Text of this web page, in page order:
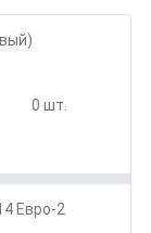
0 шт.
Евро-2